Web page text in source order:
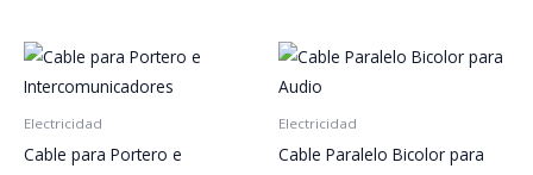
Electricidad
Cable para Portero e
Electricidad
Cable Paralelo Bicolor para